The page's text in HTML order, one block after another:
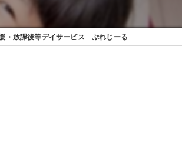
・放課後等デイサービス ぷれじーる